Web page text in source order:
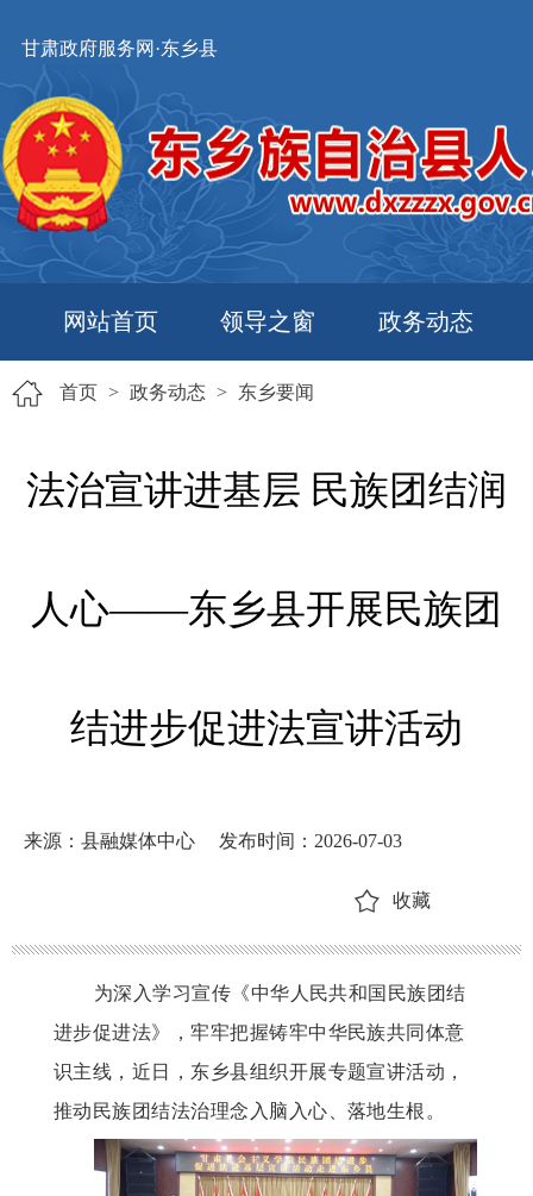
甘肃政府服务网·东乡县
网站首页 领导之窗 政务动态
首页 > 政务动态 > 东乡要闻
法治宣讲进基层 民族团结润
人心——东乡县开展民族团
结进步促进法宣讲活动
来源：县融媒体中心 发布时间：2026-07-03
收藏
为深入学习宣传《中华人民共和国民族团结
进步促进法》，牢牢把握铸牢中华民族共同体意
识主线，近日，东乡县组织开展专题宣讲活动，
推动民族团结法治理念入脑入心、落地生根。